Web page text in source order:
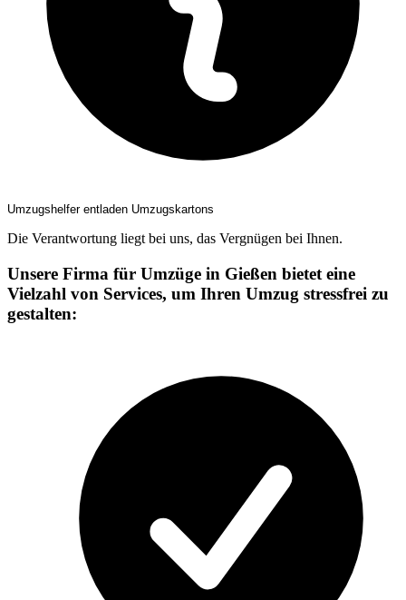
Umzugshelfer entladen Umzugskartons
Die Verantwortung liegt bei uns, das Vergnügen bei Ihnen.
Unsere Firma für Umzüge in Gießen bietet eine
Vielzahl von Services, um Ihren Umzug stressfrei zu
gestalten: